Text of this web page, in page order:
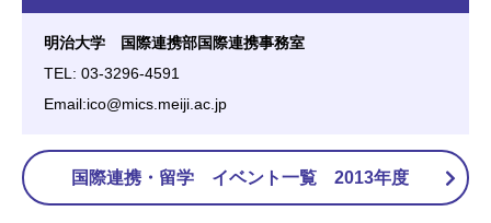
明治大学 国際連携部国際連携事務室
TEL: 03-3296-4591
Email:ico@mics.meiji.ac.jp
国際連携・留学 イベント一覧 2013年度